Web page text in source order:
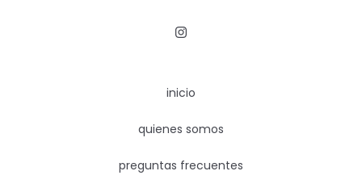
inicio
quienes somos
preguntas frecuentes